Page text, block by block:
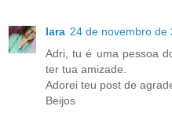
Iara 24 de novembro de
Adri, tu é uma pessoa
ter tua amizade.
Adorei teu post de
Beijos